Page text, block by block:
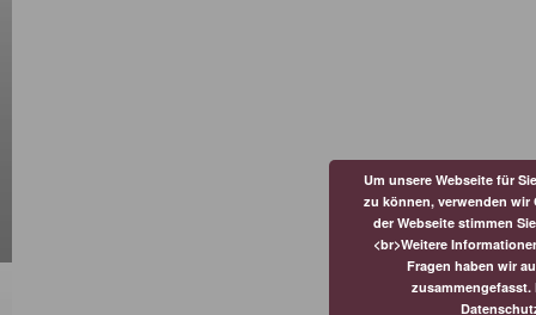
Um unsere Webseite für
zu können, verwenden wir
der Webseite stimmen
<br>Weitere
Fragen haben wir
zusammengefasst.